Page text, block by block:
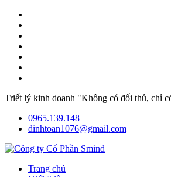
Triết lý kinh doanh "Không có đối thủ, chỉ
0965.139.148
dinhtoan1076@gmail.com
Trang chủ